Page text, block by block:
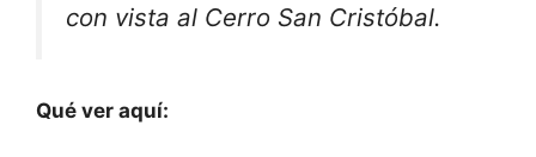
con vista al Cerro San Cristóbal.
Qué ver aquí: